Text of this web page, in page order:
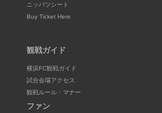
ニッパツシート
Buy Ticket Here
観戦ガイド
横浜FC観戦ガイド
試合会場アクセス
観戦ルール・マナー
ファン